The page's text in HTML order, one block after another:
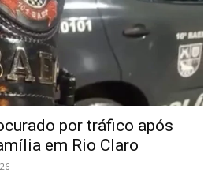
por tráfico após
em Rio Claro